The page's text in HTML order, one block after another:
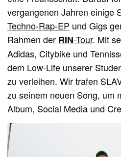
vergangenen Jahren einige
Techno-Rap-EP und Gigs
Rahmen der RIN-Tour. Mit
Adidas, Citybike und
dem Low-Life unserer
zu verleihen. Wir trafen
zu seinem neuen Song, um
Album, Social Media und